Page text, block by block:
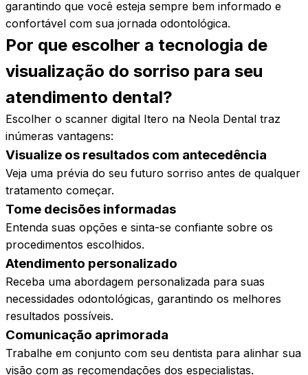
garantindo que você esteja sempre bem informado e
confortável com sua jornada odontológica.
Por que escolher a tecnologia de
visualização do sorriso para seu
atendimento dental?
Escolher o scanner digital Itero na Neola Dental traz
inúmeras vantagens:
Visualize os resultados com antecedência
Veja uma prévia do seu futuro sorriso antes de qualquer
tratamento começar.
Tome decisões informadas
Entenda suas opções e sinta-se confiante sobre os
procedimentos escolhidos.
Atendimento personalizado
Receba uma abordagem personalizada para suas
necessidades odontológicas, garantindo os melhores
resultados possíveis.
Comunicação aprimorada
Trabalhe em conjunto com seu dentista para alinhar sua
visão com as recomendações dos especialistas.